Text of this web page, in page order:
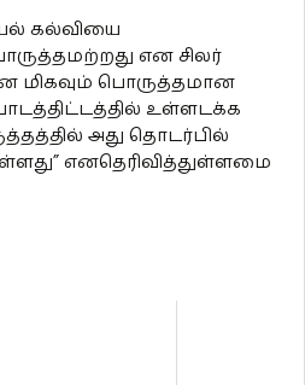
கல்வியை
என சிலர்
மிகவும் பொருத்தமான
உள்ளடக்க
அது தொடர்பில்
எனதெரிவித்துள்ளமை